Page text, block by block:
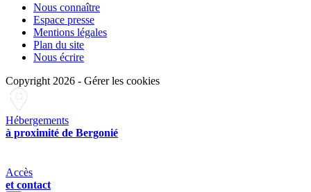
Nous connaître
Espace presse
Mentions légales
Plan du site
Nous écrire
Copyright 2026 - Gérer les cookies
Hébergements
à proximité de Bergonié
Accès
et contact